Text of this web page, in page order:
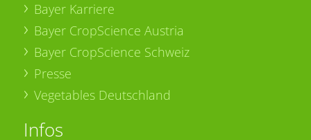
Bayer Karriere
Bayer CropScience Austria
Bayer CropScience Schweiz
Presse
Vegetables Deutschland
Infos